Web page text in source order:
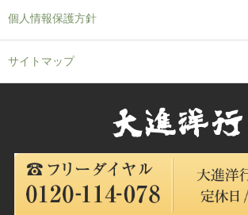
個人情報保護方針
サイトマップ